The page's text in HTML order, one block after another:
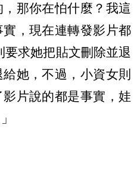
那你在怕什麼？我這
，現在連轉發影片都
求她把貼文刪除並退
她，不過，小資女則
片說的都是事實，娃